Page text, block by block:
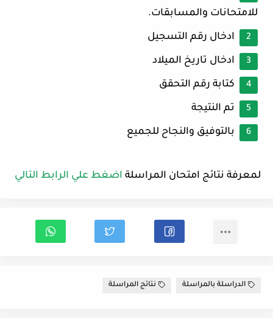
للامتحانات والمسابقات.
ادخال رقم التسجيل
ادخال تاريخ الميلاد
كتابة رقم التحقق
تم النتيجة
بالتوفيق والنجاح للجميع
لمعرفة نتائج امتحان المراسلة اضغط علي الرابط التالي
الدراسلة بالمراسلة نتائج المراسلة